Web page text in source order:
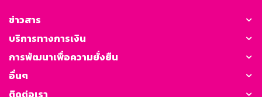
ข่าวสาร
บริการทางการเงิน
การพัฒนาเพื่อความยั่งยืน
อื่นๆ